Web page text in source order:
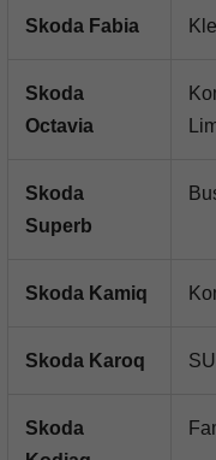
Skoda Fabia
Skoda
Octavia
Skoda
Superb
Skoda Kamiq
Skoda Karoq
Skoda